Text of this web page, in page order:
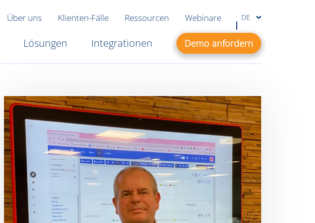
Über uns Klienten-Fälle Ressourcen Webinare DE
Lösungen Integrationen Demo anfordern